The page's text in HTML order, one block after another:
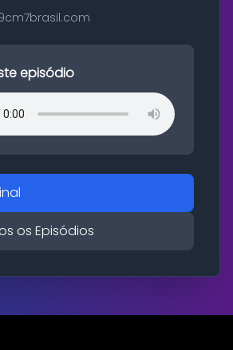
cm7brasil.com
episódio
os Episódios